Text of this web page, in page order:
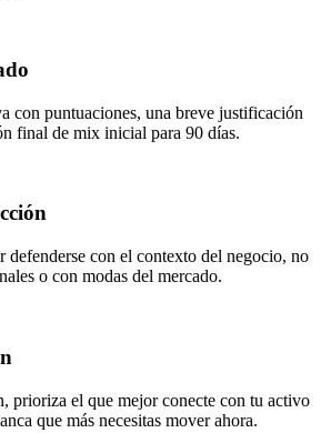
con puntuaciones, una breve justificación
final de mix inicial para 90 días.
defenderse con el contexto del negocio, no
o con modas del mercado.
prioriza el que mejor conecte con tu activo
que más necesitas mover ahora.